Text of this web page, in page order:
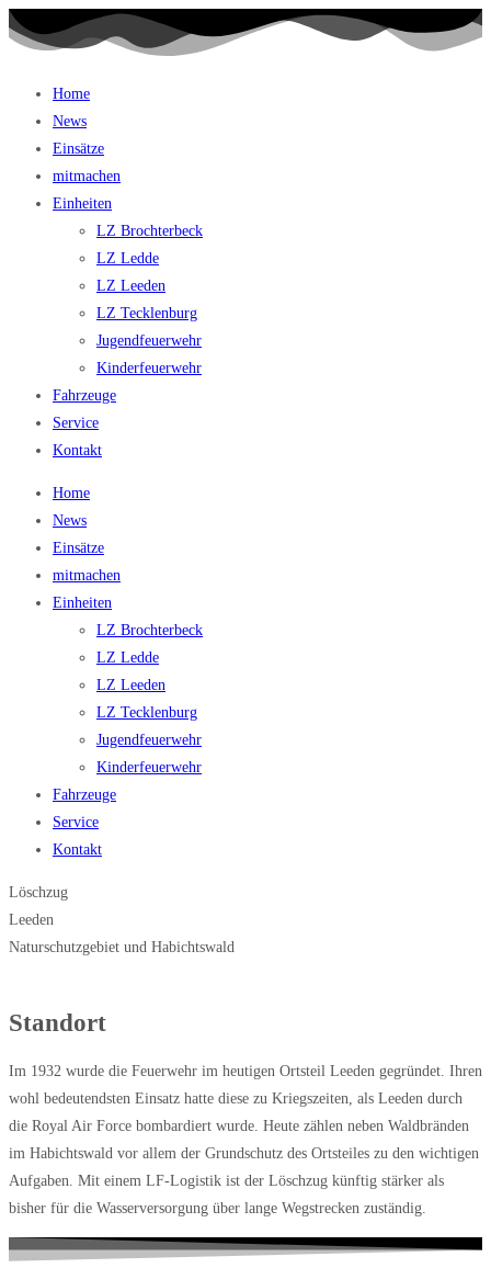
Home
News
Einsätze
mitmachen
Einheiten
LZ Brochterbeck
LZ Ledde
LZ Leeden
LZ Tecklenburg
Jugendfeuerwehr
Kinderfeuerwehr
Fahrzeuge
Service
Kontakt
Home
News
Einsätze
mitmachen
Einheiten
LZ Brochterbeck
LZ Ledde
LZ Leeden
LZ Tecklenburg
Jugendfeuerwehr
Kinderfeuerwehr
Fahrzeuge
Service
Kontakt
Löschzug
Leeden
Naturschutzgebiet und Habichtswald
Standort
Im 1932 wurde die Feuerwehr im heutigen Ortsteil Leeden gegründet. Ihren
wohl bedeutendsten Einsatz hatte diese zu Kriegszeiten, als Leeden durch
die Royal Air Force bombardiert wurde. Heute zählen neben Waldbränden
im Habichtswald vor allem der Grundschutz des Ortsteiles zu den wichtigen
Aufgaben. Mit einem LF-Logistik ist der Löschzug künftig stärker als
bisher für die Wasserversorgung über lange Wegstrecken zuständig.